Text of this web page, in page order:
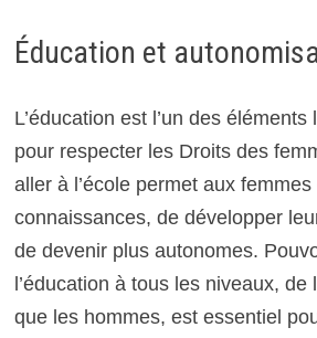
Éducation et
L’éducation est l’un des
pour respecter les Droits des
aller à l’école permet aux femmes
connaissances, de développer
de devenir plus autonomes.
l’éducation à tous les niveaux,
que les hommes, est essentiel